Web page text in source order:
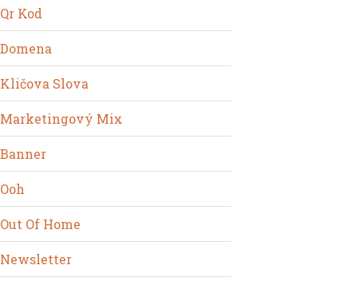
Qr Kod
Domena
Kličova Slova
Marketingový Mix
Banner
Ooh
Out Of Home
Newsletter